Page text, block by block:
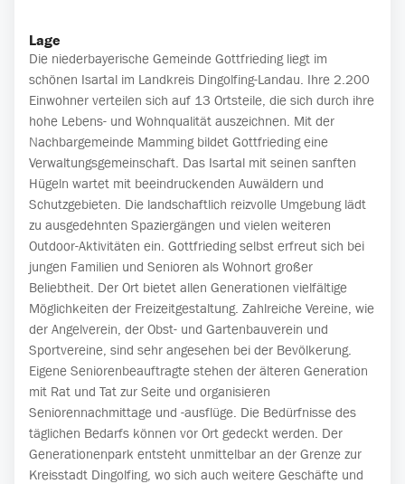
Lage
Die niederbayerische Gemeinde Gottfrieding liegt im
schönen Isartal im Landkreis Dingolfing-Landau. Ihre 2.200
Einwohner verteilen sich auf 13 Ortsteile, die sich durch ihre
hohe Lebens- und Wohnqualität auszeichnen. Mit der
Nachbargemeinde Mamming bildet Gottfrieding eine
Verwaltungsgemeinschaft. Das Isartal mit seinen sanften
Hügeln wartet mit beeindruckenden Auwäldern und
Schutzgebieten. Die landschaftlich reizvolle Umgebung lädt
zu ausgedehnten Spaziergängen und vielen weiteren
Outdoor-Aktivitäten ein. Gottfrieding selbst erfreut sich bei
jungen Familien und Senioren als Wohnort großer
Beliebtheit. Der Ort bietet allen Generationen vielfältige
Möglichkeiten der Freizeitgestaltung. Zahlreiche Vereine, wie
der Angelverein, der Obst- und Gartenbauverein und
Sportvereine, sind sehr angesehen bei der Bevölkerung.
Eigene Seniorenbeauftragte stehen der älteren Generation
mit Rat und Tat zur Seite und organisieren
Seniorennachmittage und -ausflüge. Die Bedürfnisse des
täglichen Bedarfs können vor Ort gedeckt werden. Der
Generationenpark entsteht unmittelbar an der Grenze zur
Kreisstadt Dingolfing, wo sich auch weitere Geschäfte und